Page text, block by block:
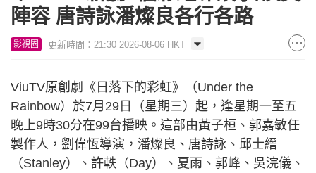
陣容 唐詩詠潘燦良各行各路
影視圈 更新時間：21:30 2026-08-06 HKT
ViuTV原創劇《日落下的彩虹》（Under the
Rainbow）於7月29日（星期三）起，逢星期一至五
晚上9時30分在99台播映。這部由黃子桓、郭嘉敏任
製作人，劉偉恆導演，潘燦良、唐詩詠、邱士縉
（Stanley）、許軼（Day）、夏雨、郭峰、吳浣儀、